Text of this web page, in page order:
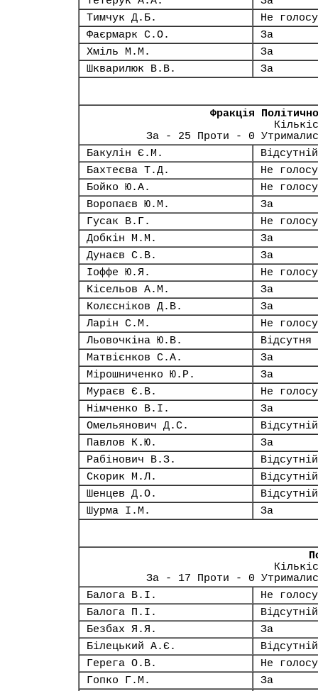
Тимчук Д.Б.
Не
Фаєрмарк С.О.
За
Хміль М.М.
За
Шкварилюк В.В.
За
Фракція
За - 25 Проти - 0
Бакулін Є.М.
Відсутній
Бахтеєва Т.Д.
Не
Бойко Ю.А.
Не
Воропаєв Ю.М.
За
Гусак В.Г.
Не
Добкін М.М.
За
Дунаєв С.В.
За
Іоффе Ю.Я.
Не
Кісельов А.М.
За
Колєсніков Д.В.
За
Ларін С.М.
Не
Льовочкіна Ю.В.
Відсутня
Матвієнков С.А.
За
Мірошниченко Ю.Р.
За
Мураєв Є.В.
Не
Німченко В.І.
За
Омельянович Д.С.
Відсутній
Павлов К.Ю.
За
Рабінович В.З.
Відсутній
Скорик М.Л.
Відсутній
Шенцев Д.О.
Відсутній
Шурма І.М.
За
За - 17 Проти - 0
Балога В.І.
Не
Балога П.І.
Відсутній
Безбах Я.Я.
За
Білецький А.Є.
Відсутній
Герега О.В.
Не
Гопко Г.М.
За